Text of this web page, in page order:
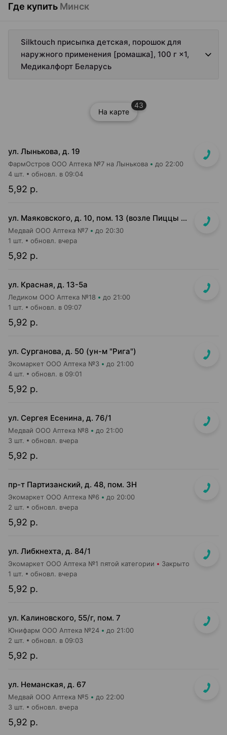
Где купить Минск
Silktouch присыпка детская, порошок для
наружного применения [ромашка], 100 г ×1,
Медикалфорт Беларусь
На карте
43
ул. Лынькова, д. 19
ФармОстров ООО Аптека №7 на Лынькова до 22:00
5,92 р.
4 шт. обновл. в 09:04
ул. Маяковского, д. 10, пом. 13 (возле Пиццы Мании)
Медвай ООО Аптека №7 до 20:30
5,92 р.
1 шт. обновл. вчера
ул. Красная, д. 13-5а
Ледиком ООО Аптека №18 до 21:00
5,92 р.
1 шт. обновл. в 09:07
ул. Сурганова, д. 50 (ун-м "Рига")
Экомаркет ООО Аптека №3 до 21:00
5,92 р.
4 шт. обновл. в 09:01
ул. Сергея Есенина, д. 76/1
Медвай ООО Аптека №8 до 21:00
5,92 р.
3 шт. обновл. вчера
пр-т Партизанский, д. 48, пом. 3Н
Экомаркет ООО Аптека №6 до 20:00
5,92 р.
2 шт. обновл. вчера
ул. Либкнехта, д. 84/1
Экомаркет ООО Аптека №1 пятой категории Закрыто
5,92 р.
1 шт. обновл. вчера
ул. Калиновского, 55/г, пом. 7
Юнифарм ООО Аптека №24 до 21:00
5,92 р.
2 шт. обновл. в 09:03
ул. Неманская, д. 67
Медвай ООО Аптека №5 до 22:00
5,92 р.
3 шт. обновл. вчера